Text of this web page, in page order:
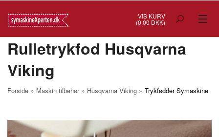
VIS KURV
(0,00 DKK)
TILBUD
SYMASKINER
BRODERIMASKINER
Rulletrykfod Husqvarna
Viking
Forside » Maskin tilbehør» Husqvarna Viking » Trykfødder Symaskine